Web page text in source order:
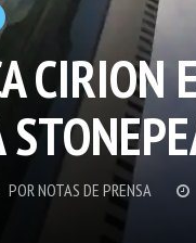
CIRION
PORNOTAS DE PRENSA